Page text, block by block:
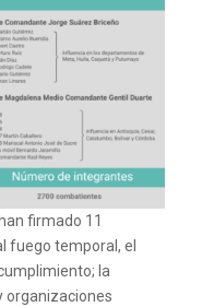
firmado 11
fuego temporal, el
la
organizaciones